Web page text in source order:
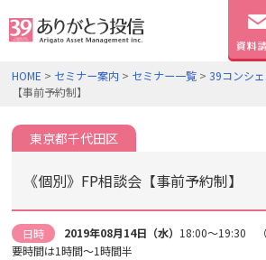
無料
HOME > セミナー案内 > セミナー一覧 >39コンシ
【事前予約制】
東京都千代田区
《個別》FP相談会【事前予約制】
日時 2019年08月14日（水） 18:00～19:30
要時間は1時間～1時間半